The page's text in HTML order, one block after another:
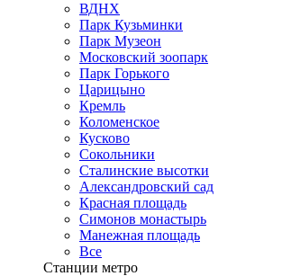
ВДНХ
Парк Кузьминки
Парк Музеон
Московский зоопарк
Парк Горького
Царицыно
Кремль
Коломенское
Кусково
Сокольники
Сталинские высотки
Александровский сад
Красная площадь
Симонов монастырь
Манежная площадь
Все
Станции метро